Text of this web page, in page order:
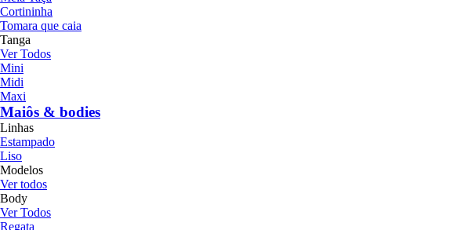
Cortininha
Tomara que caia
Tanga
Ver Todos
Mini
Midi
Maxi
Maiôs & bodies
Linhas
Estampado
Liso
Modelos
Ver todos
Body
Ver Todos
Regata